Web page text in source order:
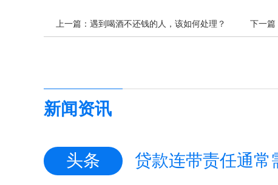
上一篇： 遇到喝酒不还钱的人，该如何处理？ 下一篇
新闻资讯
头条 贷款连带责任通常